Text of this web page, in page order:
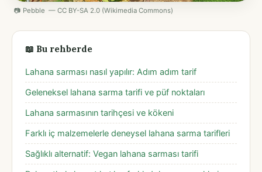
📷 Pebble — CC BY-SA 2.0 (Wikimedia Commons)
📖 Bu rehberde
Lahana sarması nasıl yapılır: Adım adım tarif
Geleneksel lahana sarma tarifi ve püf noktaları
Lahana sarmasının tarihçesi ve kökeni
Farklı iç malzemelerle deneysel lahana sarma tarifleri
Sağlıklı alternatif: Vegan lahana sarması tarifi